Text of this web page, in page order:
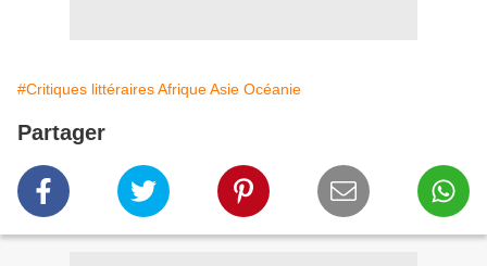
#Critiques littéraires Afrique Asie Océanie
Partager